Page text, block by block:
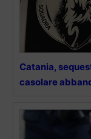
Catania,
casolare